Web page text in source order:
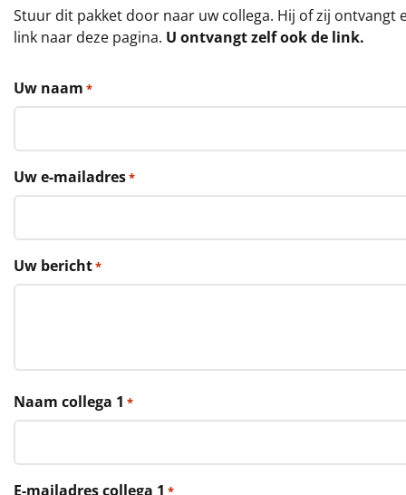
€45 tot €50
Thema
Rituals
Luxe
Mannen
Stuur dit pakket door naar uw collega. Hij of zij ontvangt
link naar deze pagina. U ontvangt zelf ook de link.
Uw naam *
Uw e-mailadres*
Uw bericht*
Naam collega 1 *
E-mailadres collega 1 *